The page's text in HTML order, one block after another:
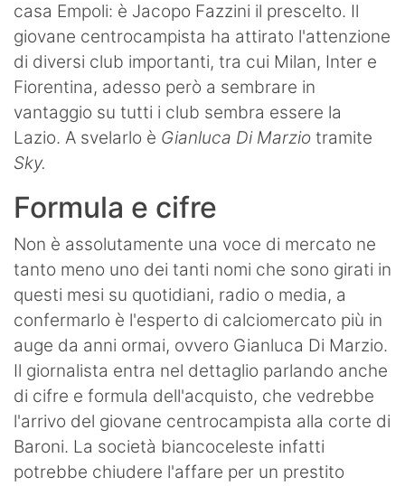
casa Empoli: è Jacopo Fazzini il prescelto. Il
giovane centrocampista ha attirato l'attenzione
di diversi club importanti, tra cui Milan, Inter e
Fiorentina, adesso però a sembrare in
vantaggio su tutti i club sembra essere la
Lazio. A svelarlo è Gianluca Di Marzio tramite
Sky.
Formula e cifre
Non è assolutamente una voce di mercato ne
tanto meno uno dei tanti nomi che sono girati in
questi mesi su quotidiani, radio o media, a
confermarlo è l'esperto di calciomercato più in
auge da anni ormai, ovvero Gianluca Di Marzio.
Il giornalista entra nel dettaglio parlando anche
di cifre e formula dell'acquisto, che vedrebbe
l'arrivo del giovane centrocampista alla corte di
Baroni. La società biancoceleste infatti
potrebbe chiudere l'affare per un prestito